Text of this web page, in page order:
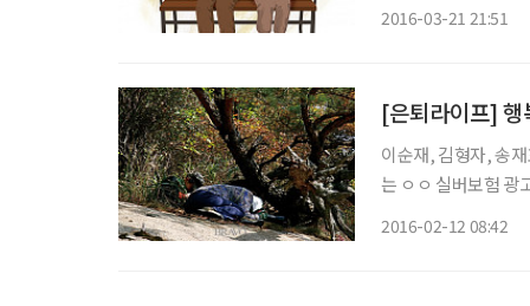
2016-03-21 21:51
[은퇴라이프] 행
이순재, 김형자, 송
는 ㅇㅇ 실버보험 광
2016-02-12 08:42